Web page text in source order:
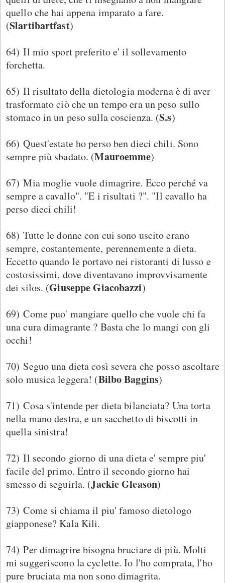
quello che hai appena imparato a fare.
(Slartibartfast)
64) Il mio sport preferito e' il sollevamento
forchetta.
65) Il risultato della dietologia moderna è di aver
trasformato ciò che un tempo era un peso sullo
stomaco in un peso sulla coscienza. (S.s)
66) Quest'estate ho perso ben dieci chili. Sono
sempre più sbadato. (Mauroemme)
67) Mia moglie vuole dimagrire. Ecco perché va
sempre a cavallo". "E i risultati ?". "Il cavallo ha
perso dieci chili!
68) Tutte le donne con cui sono uscito erano
sempre, costantemente, perennemente a dieta.
Eccetto quando le portavo nei ristoranti di lusso e
costosissimi, dove diventavano improvvisamente
dei silos. (Giuseppe Giacobazzi)
69) Come puo' mangiare quello che vuole chi fa
una cura dimagrante ? Basta che lo mangi con gli
occhi!
70) Seguo una dieta così severa che posso ascoltare
solo musica leggera! (Bilbo Baggins)
71) Cosa s'intende per dieta bilanciata? Una torta
nella mano destra, e un sacchetto di biscotti in
quella sinistra!
72) Il secondo giorno di una dieta e' sempre piu'
facile del primo. Entro il secondo giorno hai
smesso di seguirla. (Jackie Gleason)
73) Come si chiama il piu' famoso dietologo
giapponese? Kala Kili.
74) Per dimagrire bisogna bruciare di più. Molti
mi suggeriscono la cyclette. Io l'ho comprata, l'ho
pure bruciata ma non sono dimagrita.